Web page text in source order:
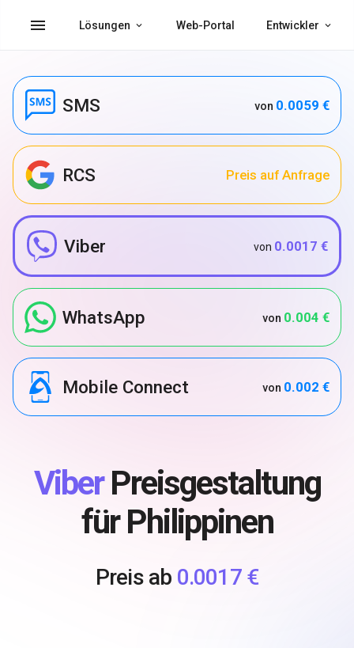
menu Lösungen Web-Portal Entwickler
SMS von 0.0059 €
RCS Preis auf Anfrage
Viber von 0.0017 €
WhatsApp von 0.004 €
Mobile Connect von 0.002 €
ViberPreisgestaltung
für Philippinen
Preis ab 0.0017 €